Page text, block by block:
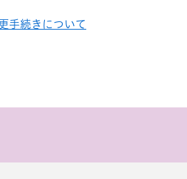
手続きについて